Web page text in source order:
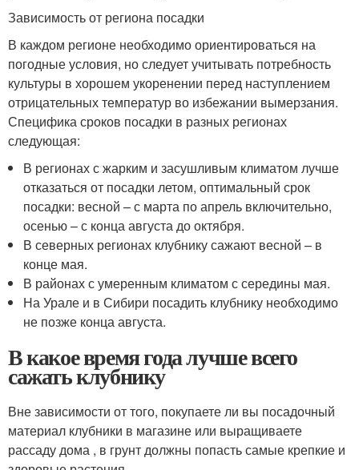
Зависимость от региона посадки
В каждом регионе необходимо ориентироваться на
погодные условия, но следует учитывать потребность
культуры в хорошем укоренении перед наступлением
отрицательных температур во избежании вымерзания.
Специфика сроков посадки в разных регионах
следующая:
В регионах с жарким и засушливым климатом лучше
отказаться от посадки летом, оптимальный срок
посадки: весной – с марта по апрель включительно,
осенью – с конца августа до октября.
В северных регионах клубнику сажают весной – в
конце мая.
В районах с умеренным климатом с середины мая.
На Урале и в Сибири посадить клубнику необходимо
не позже конца августа.
В какое время года лучше всего
сажать клубнику
Вне зависимости от того, покупаете ли вы посадочный
материал клубники в магазине или выращиваете
рассаду дома , в грунт должны попасть самые крепкие и